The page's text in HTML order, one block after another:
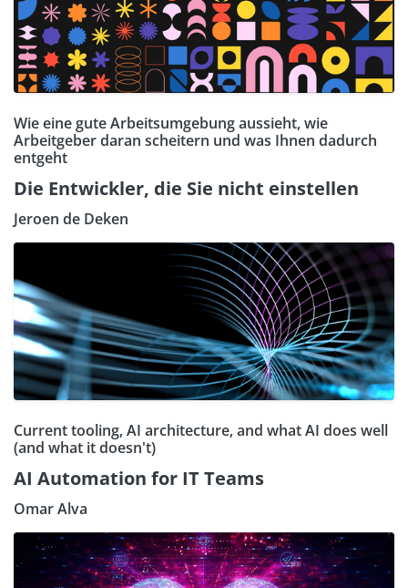
Wie eine gute Arbeitsumgebung aussieht, wie
Arbeitgeber daran scheitern und was Ihnen dadurch
entgeht
Die Entwickler, die Sie nicht einstellen
Jeroen de Deken
Current tooling, AI architecture, and what AI does well
(and what it doesn't)
AI Automation for IT Teams
Omar Alva